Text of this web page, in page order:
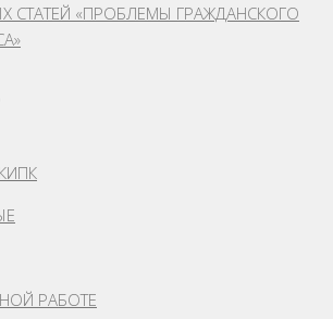
СТАТЕЙ «ПРОБЛЕМЫ ГРАЖДАНСКОГО
РАБОТЕ